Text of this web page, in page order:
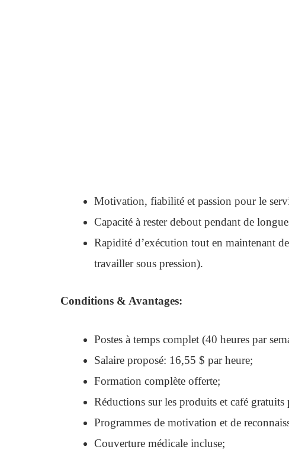
Motivation, fiabilité et passion pour le
Capacité à rester debout pendant de
Rapidité d’exécution tout en maintenant
travailler sous pression).
Conditions & Avantages:
Postes à temps complet (40 heures par
Salaire proposé: 16,55 $ par heure;
Formation complète offerte;
Réductions sur les produits et café gratuits
Programmes de motivation et de
Couverture médicale incluse;